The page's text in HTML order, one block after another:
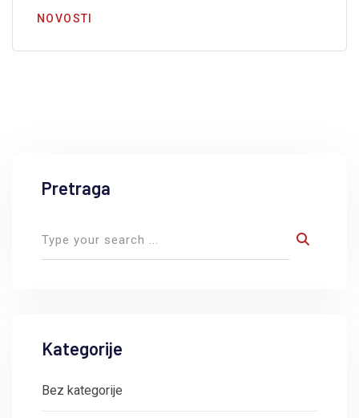
NOVOSTI
Pretraga
Kategorije
Bez kategorije